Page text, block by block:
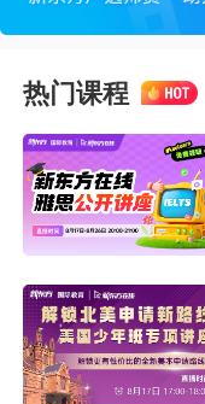
热门课程